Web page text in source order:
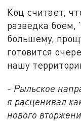
Коц считает,
разведка боем,
большему,
готовится
нашу
- Рыльское
я расценивал
нового